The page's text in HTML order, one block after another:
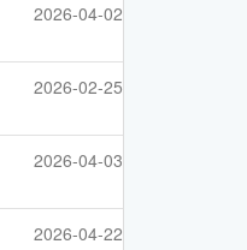
2026-04-02
2026-02-25
2026-04-03
2026-04-22